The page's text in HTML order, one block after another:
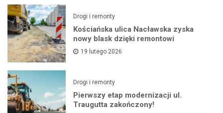
Drogi i remonty
Kościańska ulica Nacławska zyska
nowy blask dzięki remontowi
19 lutego 2026
Drogi i remonty
Pierwszy etap modernizacji ul.
Traugutta zakończony!